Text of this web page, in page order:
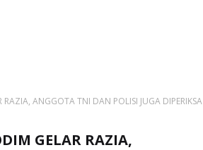
ANGGOTA TNI DAN POLISI JUGA DIPERIKSA
GELAR RAZIA,